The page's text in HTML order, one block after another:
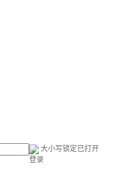
大小写锁定已打开
登录